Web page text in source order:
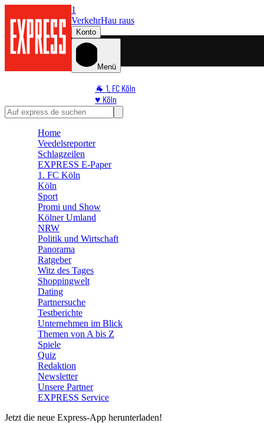
1
VerkehrHau raus
Konto
Menü
🐐 1. FC Köln
♥️ Köln
⭐ Promi
🛒 Shoppingwelt
Home
Veedelsreporter
Schlagzeilen
EXPRESS E-Paper
1. FC Köln
Köln
Sport
Promi und Show
Kölner Umland
NRW
Politik und Wirtschaft
Panorama
Ratgeber
Witz des Tages
Shoppingwelt
Dating
Partnersuche
Testberichte
Unternehmen im Blick
Themen von A bis Z
Spiele
Quiz
Redaktion
Newsletter
Unsere Partner
EXPRESS Service
Jetzt die neue Express-App herunterladen!